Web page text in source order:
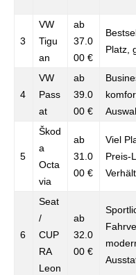
3
VW
Tigu
an
ab
37.0
00 €
Platz,
4
VW
Pass
at
ab
39.0
00 €
5
Škod
a
Octa
via
ab
31.0
00 €
Viel
Preis-
6
Seat
/
CUP
RA
Leon
ab
32.0
00 €